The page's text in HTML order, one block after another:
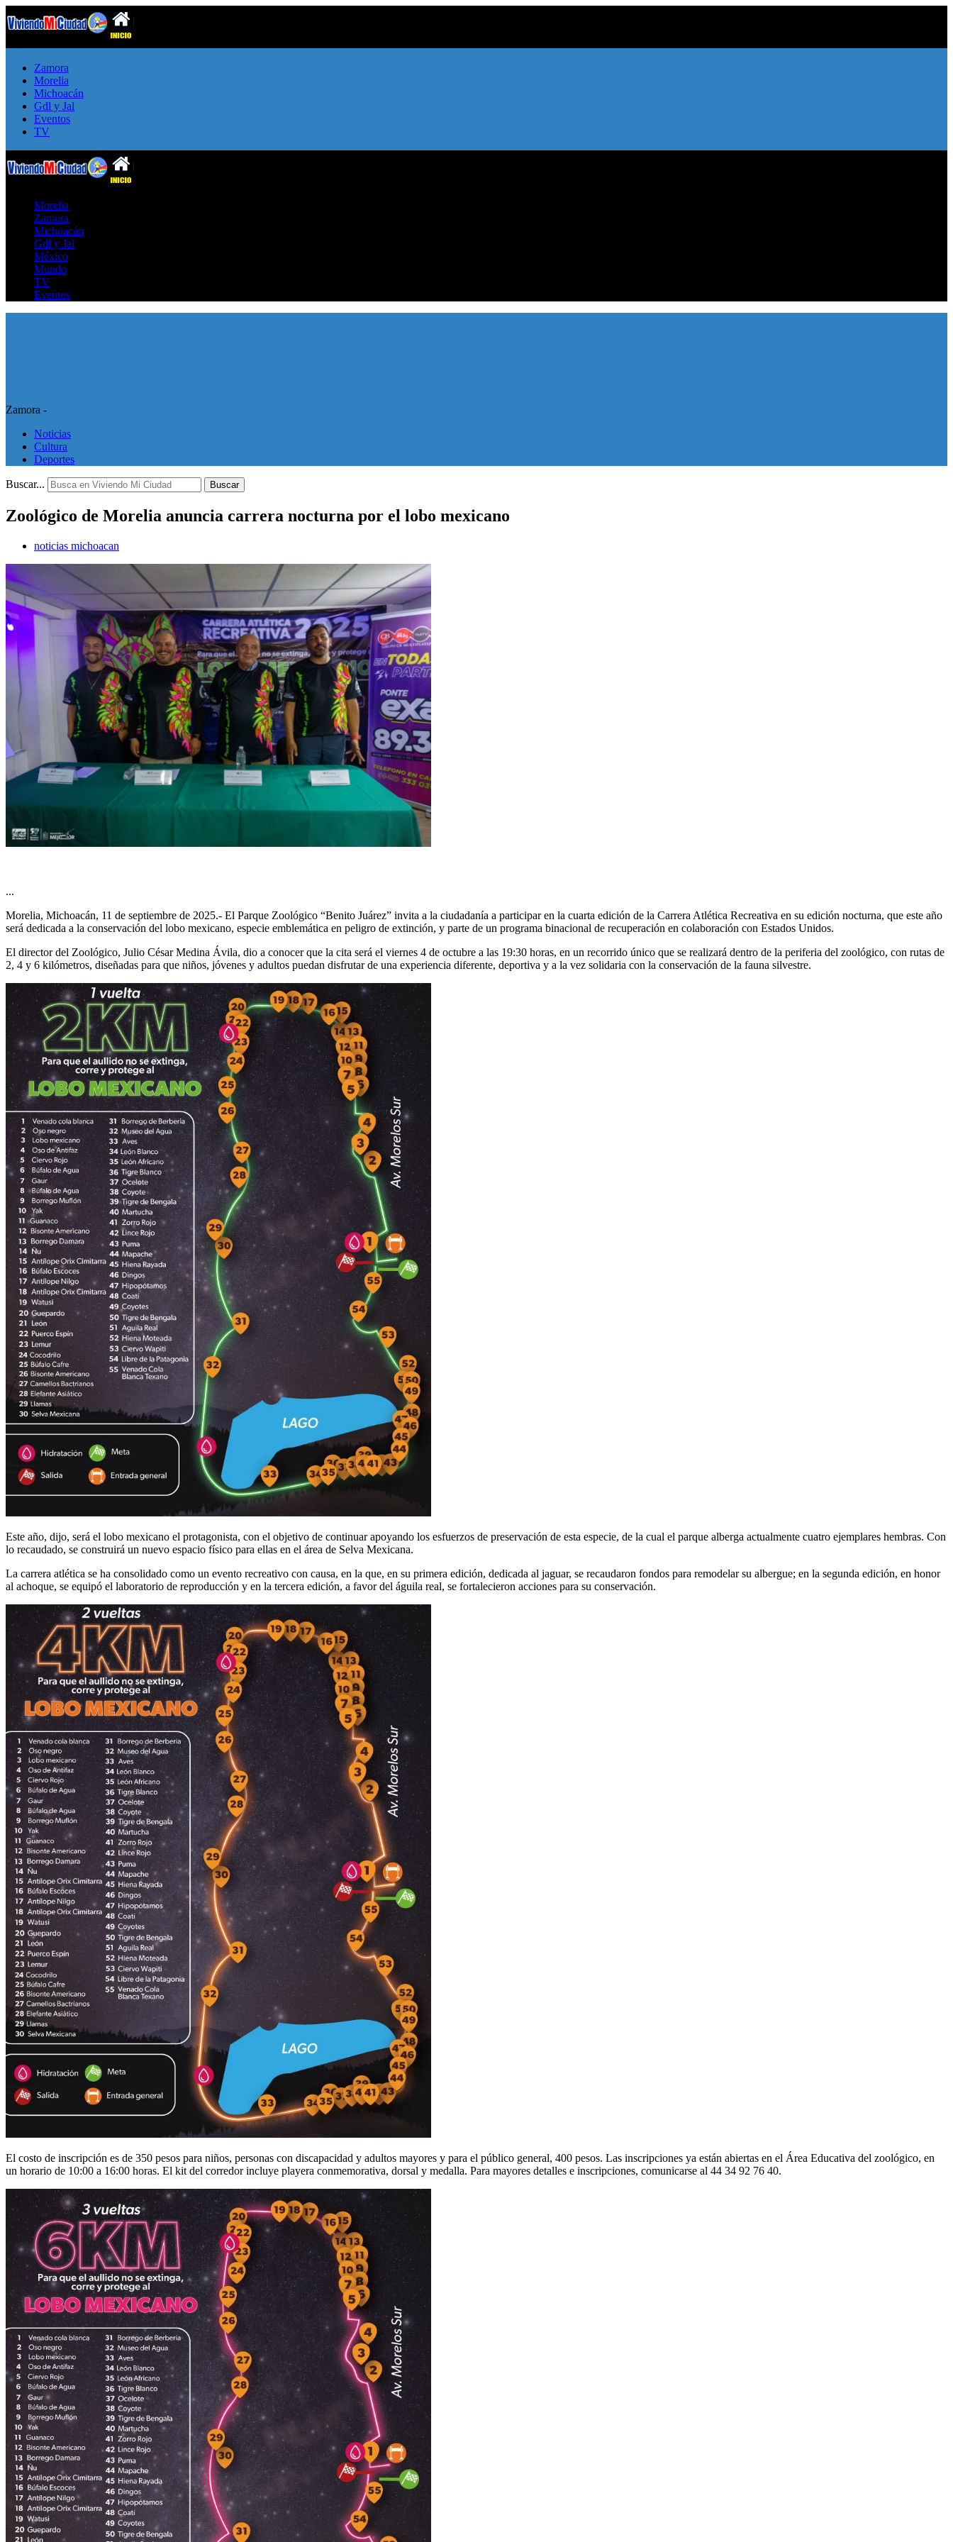
Zamora
Morelia
Michoacán
Gdl y Jal
Eventos
TV
Morelia
Zamora
Michoacán
Gdl y Jal
México
Mundo
TV
Eventos
Zamora -
Noticias
Cultura
Deportes
Buscar... Buscar
Zoológico de Morelia anuncia carrera nocturna por el lobo mexicano
noticias michoacan
...
Morelia, Michoacán, 11 de septiembre de 2025.- El Parque Zoológico “Benito Juárez” invita a la ciudadanía a participar en la cuarta edición de la Carrera Atlética Recreativa en su edición nocturna, que este año
será dedicada a la conservación del lobo mexicano, especie emblemática en peligro de extinción, y parte de un programa binacional de recuperación en colaboración con Estados Unidos.
El director del Zoológico, Julio César Medina Ávila, dio a conocer que la cita será el viernes 4 de octubre a las 19:30 horas, en un recorrido único que se realizará dentro de la periferia del zoológico, con rutas de
2, 4 y 6 kilómetros, diseñadas para que niños, jóvenes y adultos puedan disfrutar de una experiencia diferente, deportiva y a la vez solidaria con la conservación de la fauna silvestre.
Este año, dijo, será el lobo mexicano el protagonista, con el objetivo de continuar apoyando los esfuerzos de preservación de esta especie, de la cual el parque alberga actualmente cuatro ejemplares hembras. Con
lo recaudado, se construirá un nuevo espacio físico para ellas en el área de Selva Mexicana.
La carrera atlética se ha consolidado como un evento recreativo con causa, en la que, en su primera edición, dedicada al jaguar, se recaudaron fondos para remodelar su albergue; en la segunda edición, en honor
al achoque, se equipó el laboratorio de reproducción y en la tercera edición, a favor del águila real, se fortalecieron acciones para su conservación.
El costo de inscripción es de 350 pesos para niños, personas con discapacidad y adultos mayores y para el público general, 400 pesos. Las inscripciones ya están abiertas en el Área Educativa del zoológico, en
un horario de 10:00 a 16:00 horas. El kit del corredor incluye playera conmemorativa, dorsal y medalla. Para mayores detalles e inscripciones, comunicarse al 44 34 92 76 40.